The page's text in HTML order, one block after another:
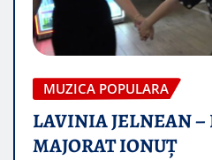
MUZICA POPULARA
LAVINIA JELNEAN –
MAJORAT IONUŢ